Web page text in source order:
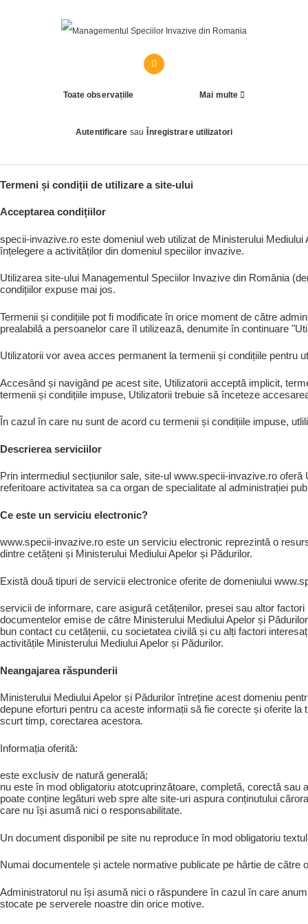
Toate observațiile Mai multe
Autentificare sau Înregistrare utilizatori
Termeni și condiții de utilizare a site-ului
Acceptarea condițiilor
specii-invazive.ro este domeniul web utilizat de Ministerului
înțelegere a activităților din domeniul speciilor invazive.
Utilizarea site-ului Managementul Speciilor Invazive din România
condițiilor expuse mai jos.
Termenii și condițiile pot fi modificate în orice moment de către
prealabilă a persoanelor care îl utilizează, denumite în continuare
Utilizatorii vor avea acces permanent la termenii și condițiile pentru
Accesând și navigând pe acest site, Utilizatorii acceptă implicit,
termenii și condițiile impuse, Utilizatorii trebuie să înceteze
În cazul în care nu sunt de acord cu termenii și condițiile impuse,
Descrierea serviciilor
Prin intermediul secțiunilor sale, site-ul www.specii-invazive.ro
referitoare activitatea sa ca organ de specialitate al administrației
Ce este un serviciu electronic?
www.specii-invazive.ro este un serviciu electronic reprezintă o
dintre cetățeni și Ministerului Mediului Apelor și Pădurilor.
Există două tipuri de servicii electronice oferite de domeniului
servicii de informare, care asigură cetățenilor, presei sau altor
documentelor emise de către Ministerului Mediului Apelor și
bun contact cu cetățenii, cu societatea civilă și cu alți factori
activitățile Ministerului Mediului Apelor și Pădurilor.
Neangajarea răspunderii
Ministerului Mediului Apelor și Pădurilor întreține acest domeniu
depune eforturi pentru ca aceste informații să fie corecte și oferite
scurt timp, corectarea acestora.
Informația oferită:
este exclusiv de natură generală;
nu este în mod obligatoriu atotcuprinzătoare, completă, corectă sau
poate conține legături web spre alte site-uri aspura conținutului
care nu își asumă nici o responsabilitate.
Un document disponibil pe site nu reproduce în mod obligatoriu
Numai documentele și actele normative publicate pe hârtie de către
Administratorul nu își asumă nici o răspundere în cazul în care
stocate pe serverele noastre din orice motive.